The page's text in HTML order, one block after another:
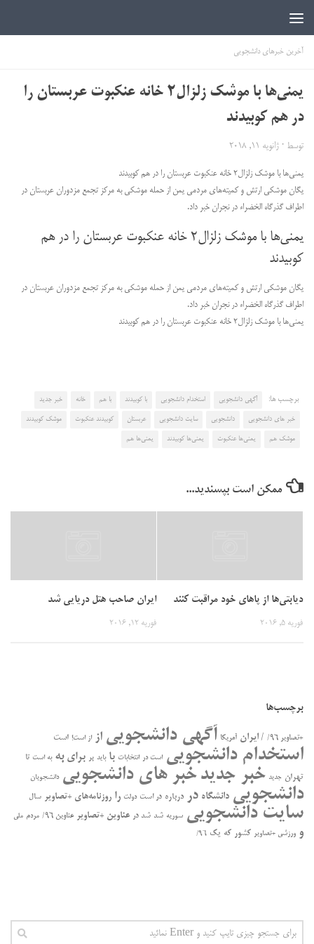
آخرین خبرهای دانشجویی
یمنی‌ها با موشک زلزال۲ خانه عنکبوت عربستان را
در هم کوبیدند
توسط · ژانویه 11, 2018
یمنی‌ها با موشک زلزال۲ خانه عنکبوت عربستان را در هم کوبیدند
یگان موشکی ارتش و کمیته‌های مردمی یمن از حمله موشکی به مرکز تجمع مزدوران عربستان در
اطراف گذرگاه الخضراء در نجران خبر داد.
یمنی‌ها با موشک زلزال۲ خانه عنکبوت عربستان را در هم
کوبیدند
یگان موشکی ارتش و کمیته‌های مردمی یمن از حمله موشکی به مرکز تجمع مزدوران عربستان در
اطراف گذرگاه الخضراء در نجران خبر داد.
یمنی‌ها با موشک زلزال۲ خانه عنکبوت عربستان را در هم کوبیدند
برچسب ها: آگهی دانشجویی استخدام دانشجویی با کوبیدند با هم خانه خبر جدید
خبر های دانشجویی دانشجویی سایت دانشجویی عربستان کوبیدند عنکبوت موشک کوبیدند
موشک هم یمنی‌ها عنکبوت یمنی‌ها کوبیدند یمنی‌ها هم
ممکن است بپسندید...
دیابتی‌ها از پاهای خود مراقبت کنند
فوریه 5, 2016
ایران صاحب هتل دریایی شد
فوریه 12, 2016
برچسب‌ها
+تصاویر ۹۶/ / ایران آمریکا آگهی دانشجویی از از است! است
استخدام دانشجویی است در انتخابات با باید بر برای به به است تا
تهران جدید خبر جدید خبر های دانشجویی دانشجویان
دانشجویی دانشگاه در درباره در ﺍﺳﺖ دولت را روزنامه‌های +تصاویر سال
سایت دانشجویی سوریه شد شد در عناوین +تصاویر عناوین ۹۶/ مردم ملی
و ورزشی +تصاویر کشور که یک ۹۶/